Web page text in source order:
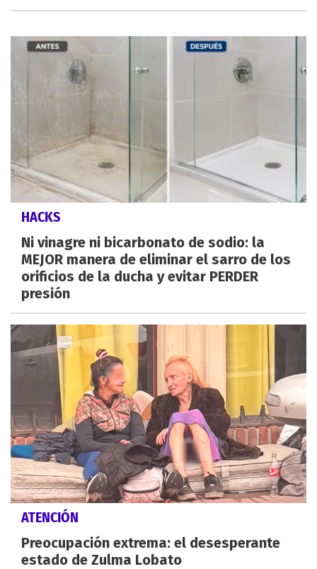
HACKS
Ni vinagre ni bicarbonato de sodio: la
MEJOR manera de eliminar el sarro de los
orificios de la ducha y evitar PERDER
presión
ATENCIÓN
Preocupación extrema: el desesperante
estado de Zulma Lobato